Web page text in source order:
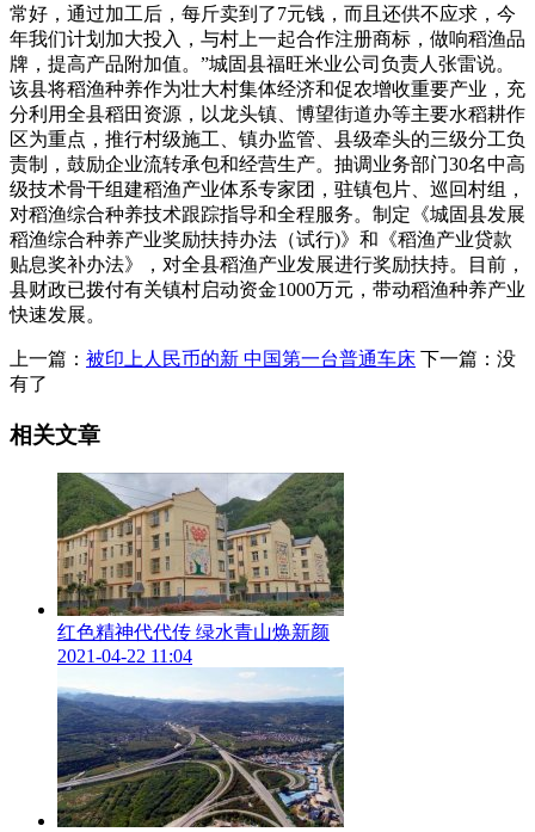
常好，通过加工后，每斤卖到了7元钱，而且还供不应求，今
年我们计划加大投入，与村上一起合作注册商标，做响稻渔品
牌，提高产品附加值。”城固县福旺米业公司负责人张雷说。
该县将稻渔种养作为壮大村集体经济和促农增收重要产业，充
分利用全县稻田资源，以龙头镇、博望街道办等主要水稻耕作
区为重点，推行村级施工、镇办监管、县级牵头的三级分工负
责制，鼓励企业流转承包和经营生产。抽调业务部门30名中高
级技术骨干组建稻渔产业体系专家团，驻镇包片、巡回村组，
对稻渔综合种养技术跟踪指导和全程服务。制定《城固县发展
稻渔综合种养产业奖励扶持办法（试行)》和《稻渔产业贷款
贴息奖补办法》，对全县稻渔产业发展进行奖励扶持。目前，
县财政已拨付有关镇村启动资金1000万元，带动稻渔种养产业
快速发展。
上一篇： 被印上人民币的新 中国第一台普通车床 下一篇：没
有了
相关文章
红色精神代代传 绿水青山焕新颜
2021-04-22 11:04